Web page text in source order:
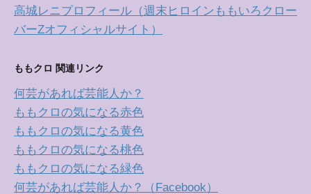
高城レニプロフィール（週末ヒロインももいろクロー
バーZオフィシャルサイト）
ももクロ 関連リンク
何芸があれば芸能人か？
ももクロの気になる赤色
ももクロの気になる黄色
ももクロの気になる桃色
ももクロの気になる緑色
何芸があれば芸能人か？（Facebook）